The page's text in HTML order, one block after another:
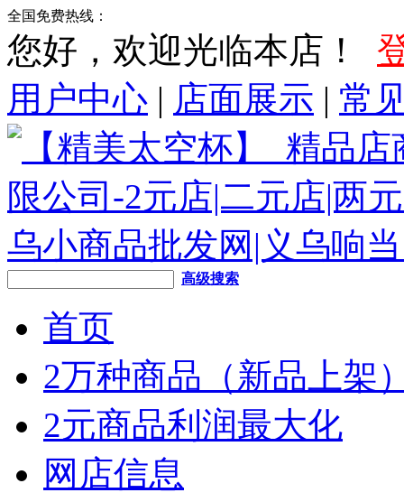
全国免费热线：
您好，欢迎光临本店！
用户中心 | 店面展示 | 常
高级搜索
首页
2万种商品（新品上架
2元商品利润最大化
网店信息